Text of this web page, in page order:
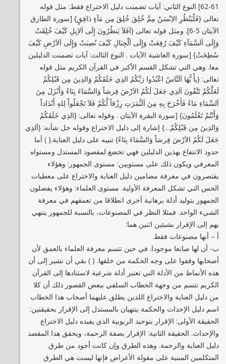
61-62] النوع الثاني: آيات تضمنت دليل الاختراع فقط: مثل قوله
تعالى {فَلْيَنْظُرِ الاِنْسَنُ مِمَّ خُلِقَ خُلِقَ مِن مَآءٍ دَافِقٍ} [سورة الطارق
الآيتان 5-6]. ومثل قوله تعالى {اَفَلاَ يَنظُرُونَ إِلَى اَلاِبِلِ كَيْفَ خُلِقَتْ
وَإِلَى اَلسَّمَآءِ كَيْفَ رُفِعَتْ وَإِلَى اَلْجِبَالِ كَيْفَ نُصِبَتْ وَإِلَى اَلاَرْضِ كَيْفَ
سُطِحَتْ} [سورة الغاشية الآيات . النوع الثالث: آيات تضمنت الدليلين
معا. وهي التي تشكل القسم الأكبر في القرآن الكريم مثل قوله
تعالى: {يأََ يُّهَا اَلنَّاسُ اعْبُدُوا رَبَّكُمُ الذِي خَلَقَكُمْ وَالذِينَ مِن قَبْلِكُمْ
لَعَلَّكُمْ تَتَّقُونَ اَلذِي جَعَلَ لَكُمُ الاَرْضَ فِرشاً وَالسَّمَاءَ بِنَاءً وَأَنْزَلَ مِنَ
اَلسَّمَاءِ مَاءً فَأَخْرَجَ بِهِ مِنَ اَلثَّمَرَتِ رِزْقاً لَّكُمْ فَلاَ تَجْعَلُواْ لِلهِ أَنْدَاداً
وَأَنْتُمْ تَعْلَمُونَ} [سورة البقرة الآيتان . وقوله تعالى: {الذِي خَلَقَكُمْ
وَالذِينَ مِن قَبْلِكُمْ…} إشارة إلى دليل الاختراع وقوله جل شأنه: {اَلذِي
جَعَلَ لَكُمُ الاَرْضَ فِرشاً وَالسَّمَاءَ بِنَاءً} تنبيه على دليل العناية.( ) أما
حدود الانتفاع بهذين الدليلين فهي تخضع لمقصود المستدل ومستواه
المعرفي ويكون ذلك على مستويين: مستوى الجمهور: وهؤلاء
يقتصرون في معرفة مضامين دليل العناية والاختراع على معطيات
الحس التي تشكل المعرفة الأولية. مستوى العلماء: وهؤلاء يفضلون
الجمهور بتوليد أدلة برهانية أخرى انطلاقا من تعمقهم في معرفة
الشيء الواحد. فمثلا النظر في المصنوعات، بالنسبة للجمهور ينتهي
بهم إلى الإقرار بشيئين اثنين هما:
أ – أنها مصنوعات فقط.
ب- أن لها صانعا موجودا. في حين تتسم معرفة العلماء بالعمق لأن
أصحابها وقفوا على وجه الحكمة من خلقها. ( ) بقي أن نشير إلى أن
هذه الأنماط من الأدلة التي تعتبر أدلة شرعية لاستنادها إلى القرآن
الكريم تتسم من وجهة الخطاب السلفي ببعض القصور ذلك أن كلا
من دليل العناية والاختراع اللذين يطلق عليهما أصحاب هذا الخطاب
اسم دليل الإحداث والحكمة ينتهيان بالمستدل إلى الإقرار بحقيقتين:
الحقيقة الأولى: الإقرار بتوحيد الربوبية الذي يفيده دليل الاختراع
والإحداث. الحقيقة الثانية: الإقرار بصفة الرحمة، ويحقق هذا المقصد
دليل العناية والرحمة. وهذه الطرق وإن كانت أجود من طرق
المتكلمين المبنية على مقولة الأعراض فإنها ليست هي الطرق